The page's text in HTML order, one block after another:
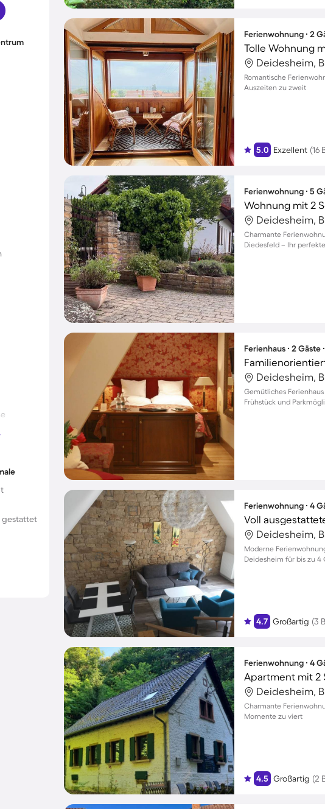
gestattet
Ferienwohnung ∙ 2
Tolle Wohnung
Deidesheim,
Romantische
Auszeiten zu zweit
5.0 Exzellent (16
Ferienwohnung ∙ 5
Wohnung mit 2
Deidesheim,
Charmante
Diedesfeld – Ihr
Ferienhaus ∙ 2 Gäste
Deidesheim,
Gemütliches
Frühstück und
Ferienwohnung ∙ 4
Voll
Deidesheim,
Moderne
Deidesheim für bis zu 4
4.7 Großartig (3
Ferienwohnung ∙ 4
Apartment mit 2
Deidesheim,
Charmante
Momente zu viert
4.5 Großartig (2